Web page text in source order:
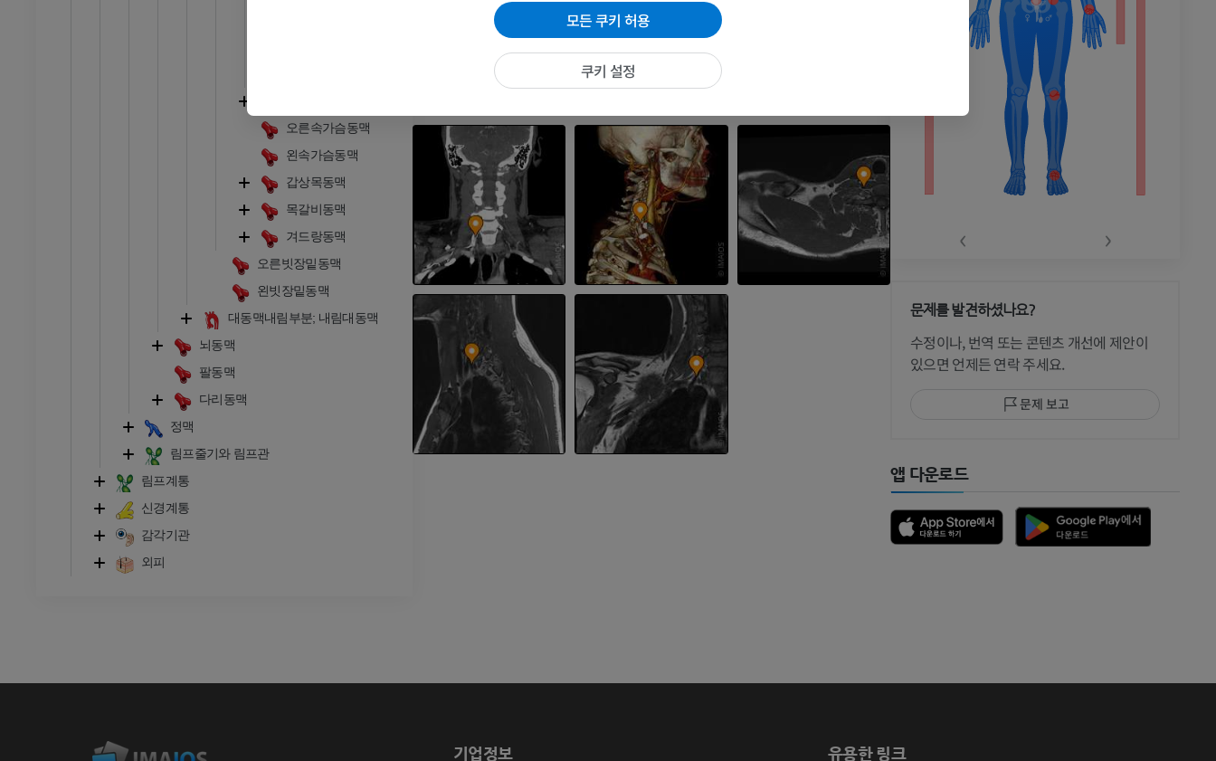
오른속가슴동맥
왼속가슴동맥
갑상목동맥
목갈비동맥
겨드랑동맥
오른빗장밑동맥
왼빗장밑동맥
대동맥내림부분; 내림대동맥
뇌동맥
팔동맥
다리동맥
정맥
림프줄기와 림프관
림프계통
신경계통
감각기관
외피
다리 방사선 촬영
방사선 사진
삽화
프리미엄
발목 및 발 CT
CT
프리미엄
손목 MRI
프리미엄
팔꿈치 MRI
MRI
프리미엄
손 MRI
MRI
프리미엄
팔 방사선촬영
방사선 사진
프리미엄
프리미엄
무릎 MRI
MRI
무릎 관절조영 CT
CT 관절
발목 및 발뒤부 MRI
MRI
‹ ›
문제를 발견하셨나요?
수정이나, 번역 또는 콘텐츠 개선에 제안이
있으면 언제든 연락 주세요.
문제 보고
앱 다운로드
기업정보 유용한 링크
모든 쿠키 허용
쿠키 설정